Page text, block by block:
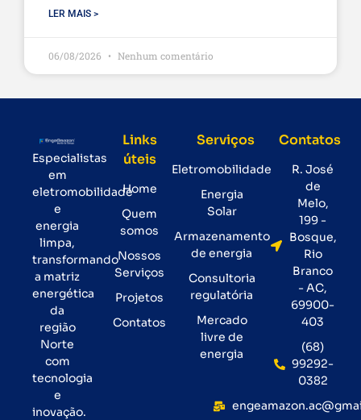
LER MAIS >
06/08/2026 Nenhum comentário
Especialistas
em
eletromobilidade
e
energia
limpa,
transformando
a matriz
energética
da
região
Norte
com
tecnologia
e
inovação.
Links
úteis
Home
Quem
somos
Nossos
Serviços
Projetos
Contatos
Serviços
Eletromobilidade
Energia
Solar
Armazenamento
de energia
Consultoria
regulatória
Mercado
livre de
energia
Contatos
R. José
de
Melo,
199 -
Bosque,
Rio
Branco
- AC,
69900-
403
(68)
99292-
0382